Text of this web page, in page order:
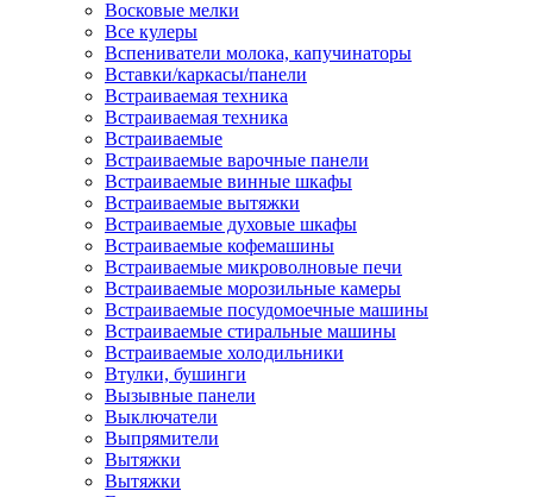
Восковые мелки
Все кулеры
Вспениватели молока, капучинаторы
Вставки/каркасы/панели
Встраиваемая техника
Встраиваемая техника
Встраиваемые
Встраиваемые варочные панели
Встраиваемые винные шкафы
Встраиваемые вытяжки
Встраиваемые духовые шкафы
Встраиваемые кофемашины
Встраиваемые микроволновые печи
Встраиваемые морозильные камеры
Встраиваемые посудомоечные машины
Встраиваемые стиральные машины
Встраиваемые холодильники
Втулки, бушинги
Вызывные панели
Выключатели
Выпрямители
Вытяжки
Вытяжки